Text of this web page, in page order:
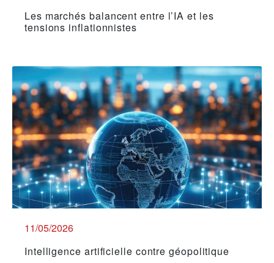
Les marchés balancent entre l’IA et les
tensions inflationnistes
11/05/2026
Intelligence artificielle contre géopolitique